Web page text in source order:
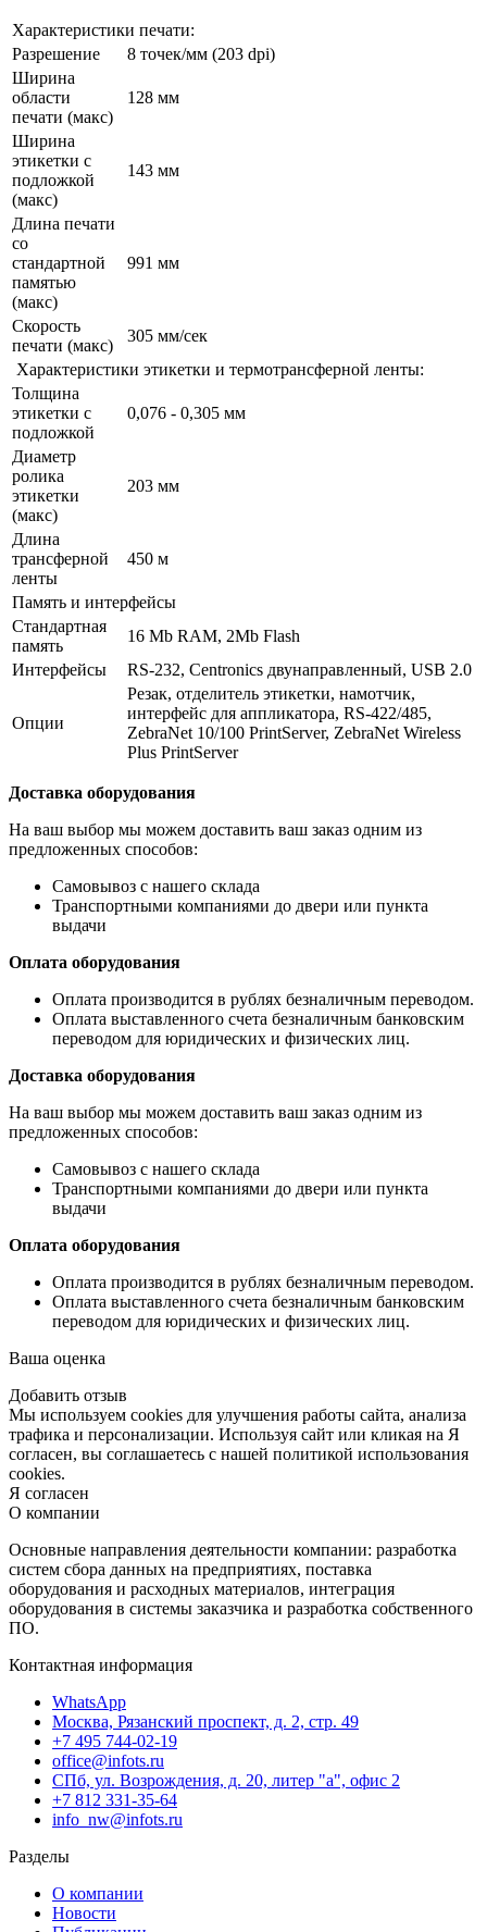
Характеристики печати:
Разрешение
8 точек/мм (203 dpi)
Ширина
области
печати (макс)
128 мм
Ширина
этикетки с
подложкой
(макс)
143 мм
Длина печати
со
стандартной
памятью
(макс)
991 мм
Скорость
печати (макс)
305 мм/сек
Характеристики этикетки и термотрансферной ленты:
Толщина
этикетки с
подложкой
0,076 - 0,305 мм
Диаметр
ролика
этикетки
(макс)
203 мм
Длина
трансферной
ленты
450 м
Память и интерфейсы
Стандартная
память
16 Mb RAM, 2Mb Flash
Интерфейсы
RS-232, Сentronics двунаправленный, USB 2.0
Опции
Резак, отделитель этикетки, намотчик,
интерфейс для аппликатора, RS-422/485,
ZebraNet 10/100 PrintServer, ZebraNet Wireless
Plus PrintServer
Доставка оборудования
На ваш выбор мы можем доставить ваш заказ одним из
предложенных способов:
Самовывоз с нашего склада
Транспортными компаниями до двери или пункта
выдачи
Оплата оборудования
Оплата производится в рублях безналичным переводом.
Оплата выставленного счета безналичным банковским
переводом для юридических и физических лиц.
Доставка оборудования
На ваш выбор мы можем доставить ваш заказ одним из
предложенных способов:
Самовывоз с нашего склада
Транспортными компаниями до двери или пункта
выдачи
Оплата оборудования
Оплата производится в рублях безналичным переводом.
Оплата выставленного счета безналичным банковским
переводом для юридических и физических лиц.
Ваша оценка
Добавить отзыв
Мы используем cookies для улучшения работы сайта, анализа
трафика и персонализации. Используя сайт или кликая на Я
согласен, вы соглашаетесь с нашей политикой использования
cookies.
Я согласен
О компании
Основные направления деятельности компании: разработка
систем сбора данных на предприятиях, поставка
оборудования и расходных материалов, интеграция
оборудования в системы заказчика и разработка собственного
ПО.
Контактная информация
WhatsApp
Москва, Рязанский проспект, д. 2, стр. 49
+7 495 744-02-19
office@infots.ru
СПб, ул. Возрождения, д. 20, литер "a", офис 2
+7 812 331-35-64
info_nw@infots.ru
Разделы
О компании
Новости